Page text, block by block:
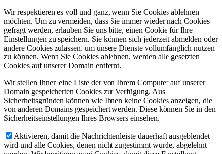
Wir respektieren es voll und ganz, wenn Sie Cookies ablehnen
möchten. Um zu vermeiden, dass Sie immer wieder nach Cookies
gefragt werden, erlauben Sie uns bitte, einen Cookie für Ihre
Einstellungen zu speichern. Sie können sich jederzeit abmelden oder
andere Cookies zulassen, um unsere Dienste vollumfänglich nutzen
zu können. Wenn Sie Cookies ablehnen, werden alle gesetzten
Cookies auf unserer Domain entfernt.
Wir stellen Ihnen eine Liste der von Ihrem Computer auf unserer
Domain gespeicherten Cookies zur Verfügung. Aus
Sicherheitsgründen können wie Ihnen keine Cookies anzeigen, die
von anderen Domains gespeichert werden. Diese können Sie in den
Sicherheitseinstellungen Ihres Browsers einsehen.
Aktivieren, damit die Nachrichtenleiste dauerhaft ausgeblendet
wird und alle Cookies, denen nicht zugestimmt wurde, abgelehnt